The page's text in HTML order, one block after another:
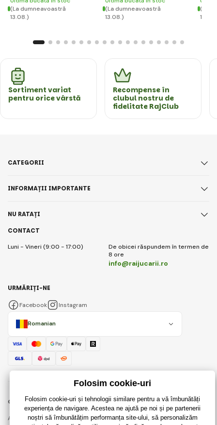
(La dumneavoastră
13.08.)
(La dumneavoastră
13.08.)
(La
Sortiment variat
pentru orice vârstă
Recompense în
clubul nostru de
fidelitate RajClub
CONTACT
Luni - Vineri (9:00 - 17:00)
De obicei răspundem în termen de
8 ore
info@raijucarii.ro
CATEGORII
INFORMAȚII IMPORTANTE
NU RATAȚI
Romanian
URMĂRIȚI-NE
Facebook Instagram
© 2018 - 2026 RaiJucării.ro, Toate drepturile rezervate
Această pagină este protejată prin reCAPTCHA și se aplică